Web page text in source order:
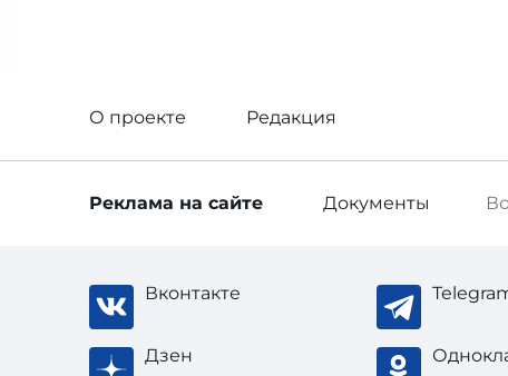
О проекте Редакция
Реклама на сайте Документы
Вконтакте
Дзен